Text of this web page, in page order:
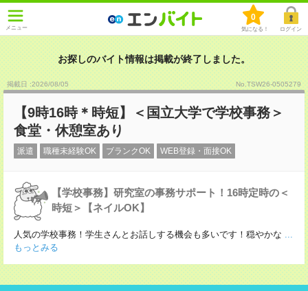
メニュー
0
気になる！ ログイン
お探しのバイト情報は掲載が終了しました。
掲載日 :2026/08/05 No.TSW26-0505279
【9時16時＊時短】＜国立大学で学校事務＞
食堂・休憩室あり
派遣 職種未経験OK ブランクOK WEB登録・面接OK
【学校事務】研究室の事務サポート！16時定時の＜
時短＞【ネイルOK】
人気の学校事務！学生さんとお話しする機会も多いです！穏やかな ...
もっとみる